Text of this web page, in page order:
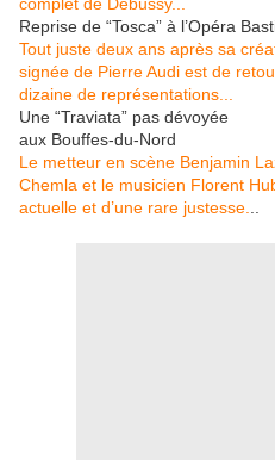
Reprise de “Tosca” à l’Opéra
Tout juste deux ans après sa
signée de Pierre Audi est de
dizaine de représentations...
Une “Traviata” pas dévoyée
aux Bouffes-du-Nord
Le metteur en scène Benjamin
Chemla et le musicien Florent
actuelle et d’une rare justesse.